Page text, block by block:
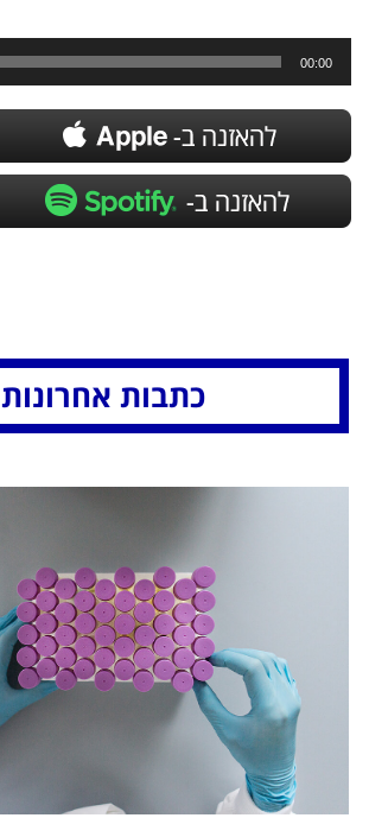
נגן
אודיו
00:00
כתבות אחרונות